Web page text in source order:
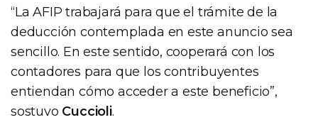
“La AFIP trabajará para que el trámite de la
deducción contemplada en este anuncio sea
sencillo. En este sentido, cooperará con los
contadores para que los contribuyentes
entiendan cómo acceder a este beneficio”,
sostuvo Cuccioli.